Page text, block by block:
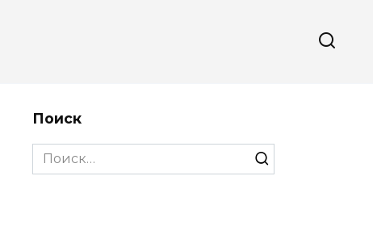
Поиск
Search
for: